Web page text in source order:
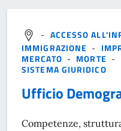
- ACCESSO
IMMIGRAZIONE -
MERCATO - MORTE -
SISTEMA GIURIDICO
Ufficio
Competenze,